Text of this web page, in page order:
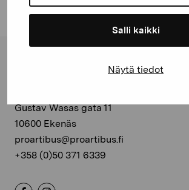
Salli kaikki
Näytä tiedot
Pro Artibus Foundation
Gustav Wasas gata 11
10600 Ekenäs
proartibus@proartibus.fi
+358 (0)50 371 6339